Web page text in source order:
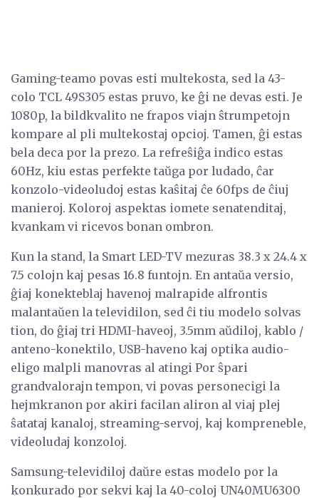
Gaming-teamo povas esti multekosta, sed la 43-
colo TCL 49S305 estas pruvo, ke ĝi ne devas esti. Je
1080p, la bildkvalito ne frapos viajn ŝtrumpetojn
kompare al pli multekostaj opcioj. Tamen, ĝi estas
bela deca por la prezo. La refreŝiĝa indico estas
60Hz, kiu estas perfekte taŭga por ludado, ĉar
konzolo-videoludoj estas kaŝitaj ĉe 60fps de ĉiuj
manieroj. Koloroj aspektas iomete senatenditaj,
kvankam vi ricevos bonan ombron.
Kun la stand, la Smart LED-TV mezuras 38.3 x 24.4 x
7.5 colojn kaj pesas 16.8 funtojn. En antaŭa versio,
ĝiaj konekteblaj havenoj malrapide alfrontis
malantaŭen la televidilon, sed ĉi tiu modelo solvas
tion, do ĝiaj tri HDMI-haveoj, 3.5mm aŭdiloj, kablo /
anteno-konektilo, USB-haveno kaj optika audio-
eligo malpli manovras al atingi Por ŝpari
grandvalorajn tempon, vi povas personecigi la
hejmkranon por akiri facilan aliron al viaj plej
ŝatataj kanaloj, streaming-servoj, kaj kompreneble,
videoludaj konzoloj.
Samsung-televidiloj daŭre estas modelo por la
konkurado por sekvi kaj la 40-coloj UN40MU6300